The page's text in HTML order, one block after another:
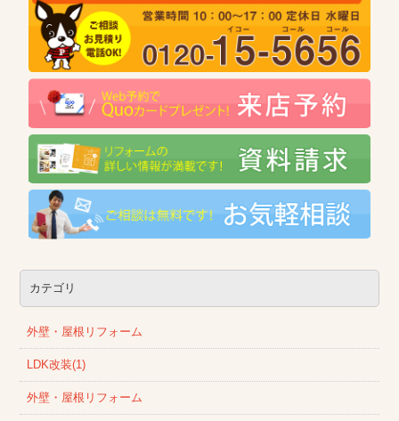
カテゴリ
外壁・屋根リフォーム
LDK改装(1)
外壁・屋根リフォーム